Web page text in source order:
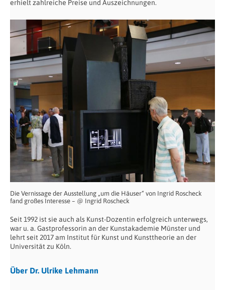
erhielt zahlreiche Preise und Auszeichnungen.
Die Vernissage der Ausstellung „um die Häuser“ von Ingrid Roscheck
fand großes Interesse – @ Ingrid Roscheck
Seit 1992 ist sie auch als Kunst-Dozentin erfolgreich unterwegs,
war u. a. Gastprofessorin an der Kunstakademie Münster und
lehrt seit 2017 am Institut für Kunst und Kunsttheorie an der
Universität zu Köln.
Über Dr. Ulrike Lehmann